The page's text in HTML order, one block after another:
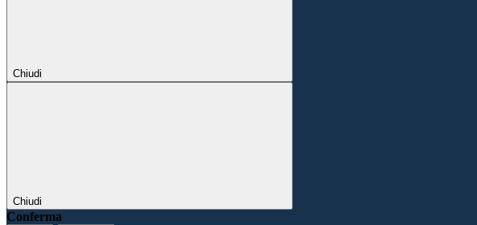
Chiudi
Chiudi
Conferma